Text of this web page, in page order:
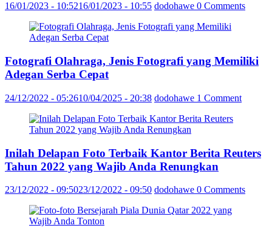
16/01/2023 - 10:5216/01/2023 - 10:55 dodohawe 0 Comments
Fotografi Olahraga, Jenis Fotografi yang Memiliki
Adegan Serba Cepat
24/12/2022 - 05:2610/04/2025 - 20:38 dodohawe 1 Comment
Inilah Delapan Foto Terbaik Kantor Berita Reuters
Tahun 2022 yang Wajib Anda Renungkan
23/12/2022 - 09:5023/12/2022 - 09:50 dodohawe 0 Comments